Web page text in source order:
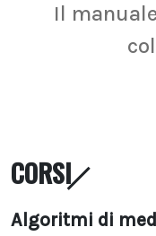
Il
CORSI
Algoritmi di